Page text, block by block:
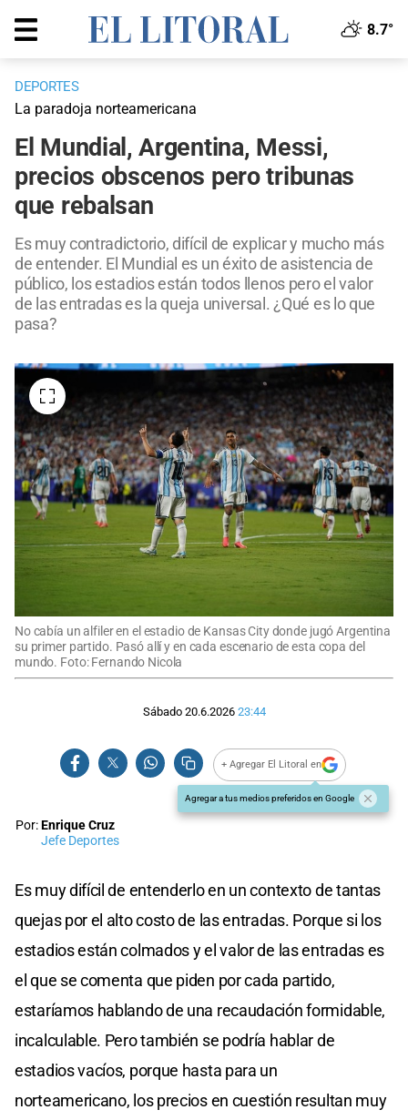
8.7°
DEPORTES
La paradoja norteamericana
El Mundial, Argentina, Messi,
precios obscenos pero tribunas
que rebalsan
Es muy contradictorio, difícil de explicar y mucho más
de entender. El Mundial es un éxito de asistencia de
público, los estadios están todos llenos pero el valor
de las entradas es la queja universal. ¿Qué es lo que
pasa?
No cabía un alfiler en el estadio de Kansas City donde jugó Argentina
su primer partido. Pasó allí y en cada escenario de esta copa del
mundo. Foto: Fernando Nicola
Sábado 20.6.2026 23:44
+ Agregar El Litoral en
Agregar a tus medios preferidos en Google
Por:Enrique Cruz
Jefe Deportes
Es muy difícil de entenderlo en un contexto de tantas
quejas por el alto costo de las entradas. Porque si los
estadios están colmados y el valor de las entradas es
el que se comenta que piden por cada partido,
estaríamos hablando de una recaudación formidable,
incalculable. Pero también se podría hablar de
estadios vacíos, porque hasta para un
norteamericano, los precios en cuestión resultan muy